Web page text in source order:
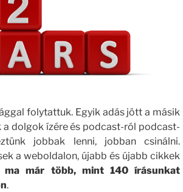
folytattuk. Egyik adás jött a másik
a dolgok ízére és podcast-ról podcast-
jobbak lenni, jobban csinálni.
a weboldalon, újabb és újabb cikkek
ma már több, mint 140 írásunkat
.